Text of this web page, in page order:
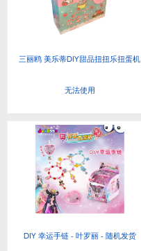
三丽鸥 美乐蒂DIY甜品扭扭乐扭蛋机
无法使用
DIY 幸运手链 - 叶罗丽 - 随机发货